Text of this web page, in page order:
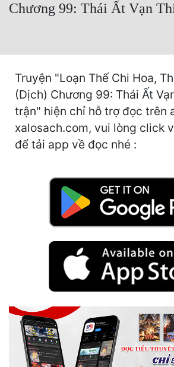
Truyện Dịch
Truyện Nhập Môn
Truyện ngắn
Dã Sử
Dị Giới
Chương 99: Thái Ất Vạn
Truyện "Loạn Thế Chi Hoa,
(Dịch) Chương 99: Thái Ất
trận" hiện chỉ hỗ trợ đọc trên
xalosach.com, vui lòng click
để tải app về đọc nhé :